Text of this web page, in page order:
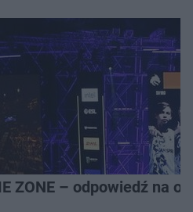
ZONE – odpowiedź na